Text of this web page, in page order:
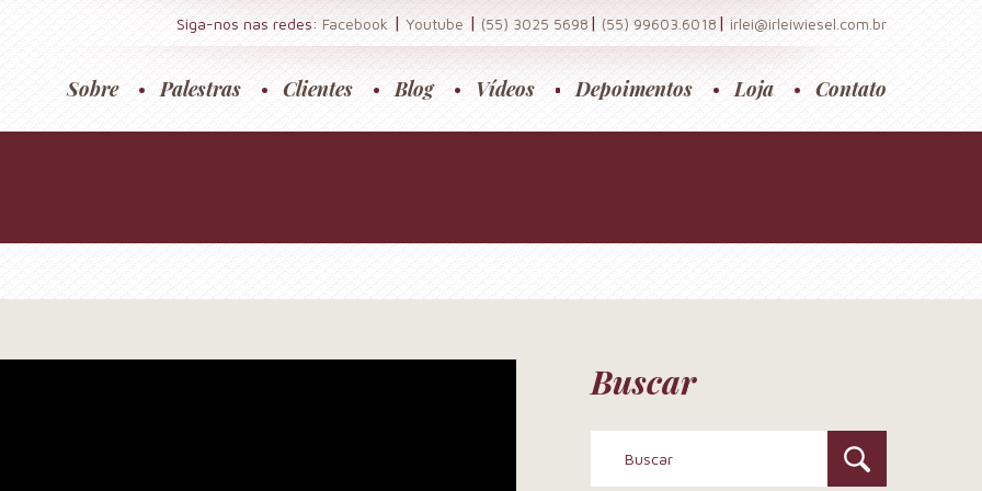
Siga-nos nas redes: Facebook | Youtube | (55) 3025 5698 | (55) 99603.6018| irlei@irleiwiesel.com.br
Sobre Palestras Clientes Blog Vídeos Depoimentos Loja Contato
Buscar